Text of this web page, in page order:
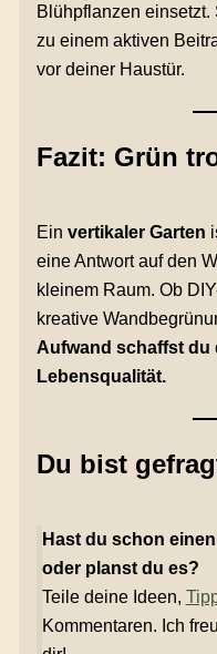
Blühpflanzen
zu einem aktiven
vor deiner Haustür.
Fazit: Grün
Ein vertikaler Garten
eine Antwort auf den
kleinem Raum. Ob
kreative
Aufwand schaffst du
Lebensqualität.
Du bist
Hast du schon
oder planst du es?
Teile deine Ideen,
Kommentaren. Ich